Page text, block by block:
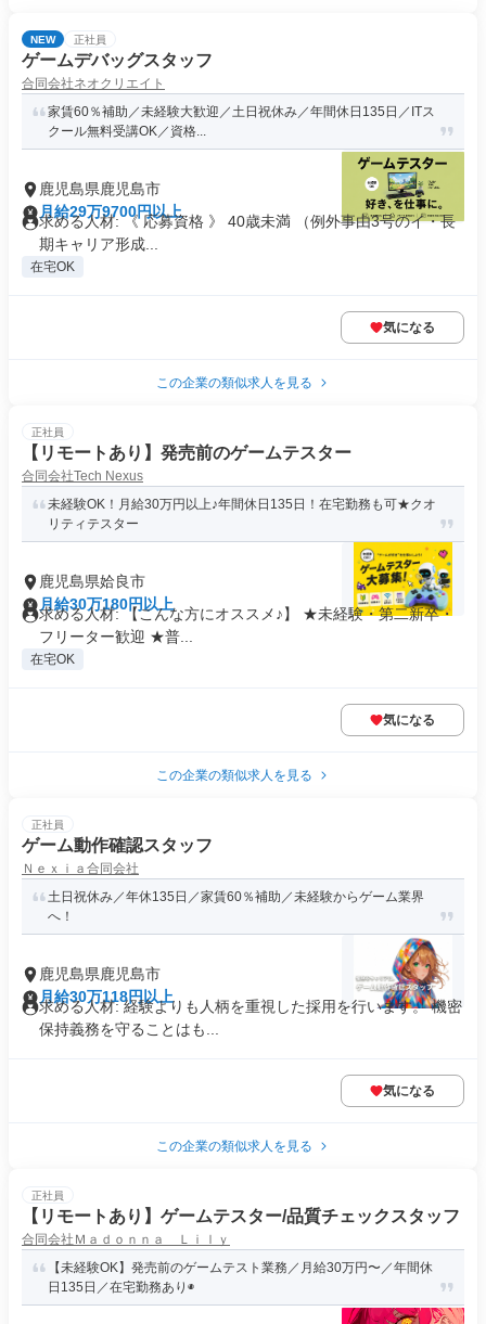
NEW 正社員
ゲームデバッグスタッフ
合同会社ネオクリエイト
家賃60％補助／未経験大歓迎／土日祝休み／年間休日135日／ITス
クール無料受講OK／資格...
鹿児島県鹿児島市
月給29万9700円以上
求める人材: 《 応募資格 》 40歳未満 （例外事由3号のイ・長
期キャリア形成...
在宅OK
気になる
この企業の類似求人を見る
正社員
【リモートあり】発売前のゲームテスター
合同会社Tech Nexus
未経験OK！月給30万円以上♪年間休日135日！在宅勤務も可★クオ
リティテスター
鹿児島県姶良市
月給30万180円以上
求める人材: 【こんな方にオススメ♪】 ★未経験・第二新卒・
フリーター歓迎 ★普...
在宅OK
気になる
この企業の類似求人を見る
正社員
ゲーム動作確認スタッフ
Ｎｅｘｉａ合同会社
土日祝休み／年休135日／家賃60％補助／未経験からゲーム業界
へ！
鹿児島県鹿児島市
月給30万118円以上
求める人材: 経験よりも人柄を重視した採用を行います。 機密
保持義務を守ることはも...
気になる
この企業の類似求人を見る
正社員
【リモートあり】ゲームテスター/品質チェックスタッフ
合同会社Ｍａｄｏｎｎａ Ｌｉｌｙ
【未経験OK】発売前のゲームテスト業務／月給30万円〜／年間休
日135日／在宅勤務あり◉